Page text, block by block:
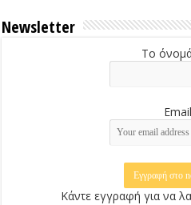
Newsletter
Το
Κάντε εγγραφή για να